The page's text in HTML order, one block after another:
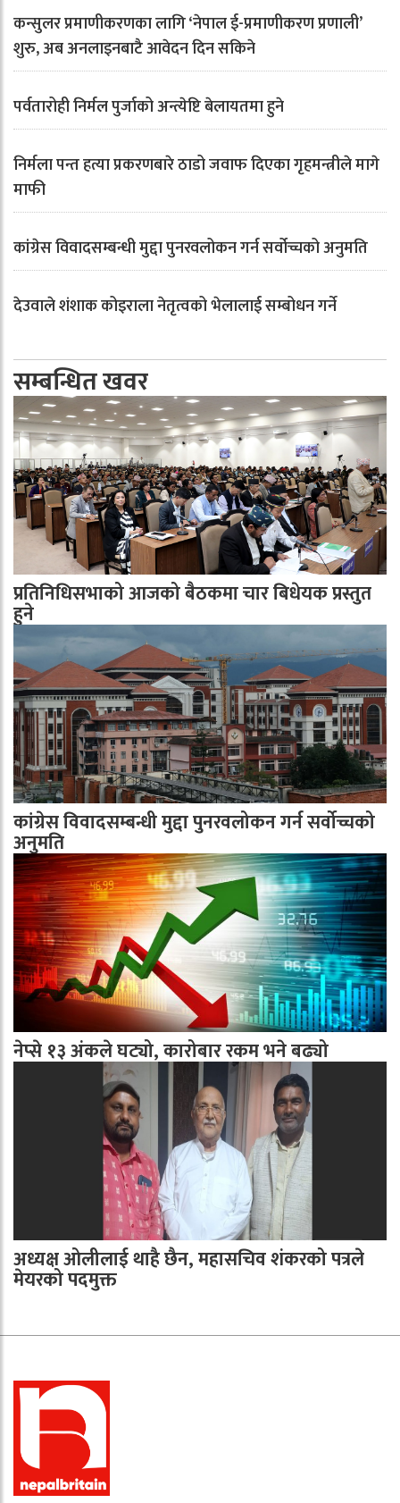
कन्सुलर प्रमाणीकरणका लागि ‘नेपाल ई-प्रमाणीकरण प्रणाली’
शुरु, अब अनलाइनबाटै आवेदन दिन सकिने
पर्वतारोही निर्मल पुर्जाको अन्त्येष्टि बेलायतमा हुने
निर्मला पन्त हत्या प्रकरणबारे ठाडो जवाफ दिएका गृहमन्त्रीले मागे
माफी
कांग्रेस विवादसम्बन्धी मुद्दा पुनरवलोकन गर्न सर्वोच्चको अनुमति
देउवाले शंशाक कोइराला नेतृत्वको भेलालाई सम्बोधन गर्ने
सम्बन्धित खवर
प्रतिनिधिसभाको आजको बैठकमा चार बिधेयक प्रस्तुत
हुने
कांग्रेस विवादसम्बन्धी मुद्दा पुनरवलोकन गर्न सर्वोच्चको
अनुमति
नेप्से १३ अंकले घट्यो, कारोबार रकम भने बढ्यो
अध्यक्ष ओलीलाई थाहै छैन, महासचिव शंकरको पत्रले
मेयरको पदमुक्त